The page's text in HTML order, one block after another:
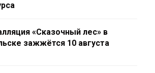
«Сказочный лес» в
зажжётся 10 августа